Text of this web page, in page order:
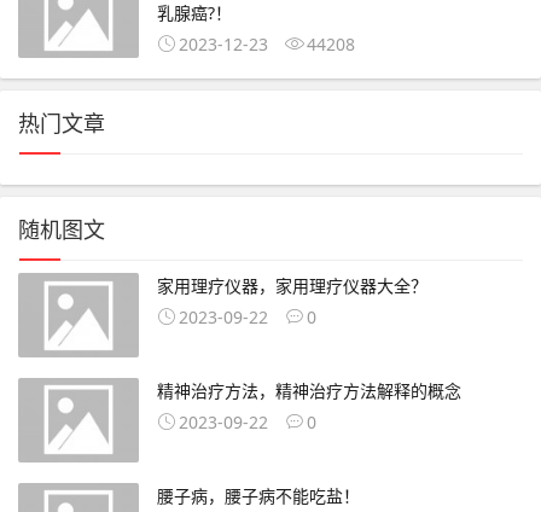
乳腺癌?！
2023-12-23
44208
热门文章
随机图文
家用理疗仪器，家用理疗仪器大全？
2023-09-22
0
精神治疗方法，精神治疗方法解释的概念
2023-09-22
0
腰子病，腰子病不能吃盐！